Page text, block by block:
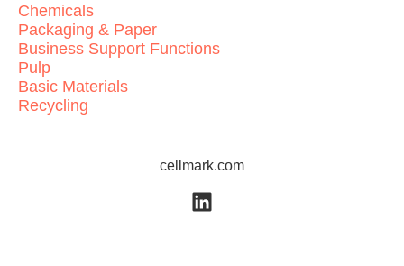
Chemicals
Packaging & Paper
Business Support Functions
Pulp
Basic Materials
Recycling
cellmark.com